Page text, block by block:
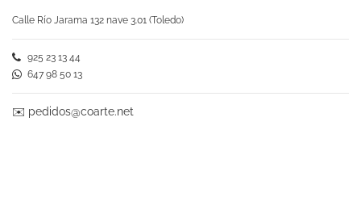
Calle Río Jarama 132 nave 3.01 (Toledo)
925 23 13 44
647 98 50 13
✉️ pedidos@coarte.net